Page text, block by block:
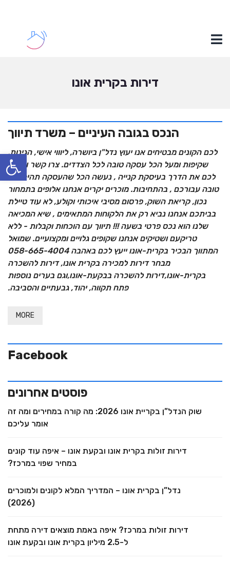
דירות בקרית אונו
הנכס בגובה העיניים – משרד תיווך
לכם הקונים מבטיחים אנו יעוץ נדל"ן ביושרה, ליוווי אישי, הגינות,
שקיפות ומעל הכל עסקה טובה לכל הצדדים. צרו קשר ונקצר
לכם את הדרך בעיסקת קנייה , נעשה הכל שהעסקה תהיה הכי
טובה עבורכם , בהתחיבות. מוכרים יקרים אנחנו אלופים בתמחור
נכון, קריאת השוק, פרסום מסיבי איכותי וקולע, לא עוד טיילת
בביתכם אנחנו נביא רק את הלקוחות המתאימים , שיא המכיאה
שלנו הוא נכס פרטי בשעה !!! תיווך עם הוכחות וקבלות - ללא
טריקעם ושטיקים אנחנו שקופים גלויים ומקצועיים. שמואל
המתווך הבכיר בקרית-אונו ייעץ לכם באהבה 058-665-4004
מבחר דירות למכירה בקרית אונו, דירות להשכרה
בקרית-אונו,דירות להשכרה בבקעת-אונו,וגם בערים נוספות
פתח תקווה, יהוד, גבעתיים והסביבה.
MORE
Facebook
פוסטים אחרונים
שוק הנדל”ן בקריית אונו 2026: מה קורה במחירים ומה זה
אומר עליכם
דירות זולות בקרית אונו ובקעת אונו – איפה עוד קונים
במחיר שפוי במרכז?
נדל”ן בקרית אונו – המדריך המלא לקונים ולמוכרים
(2026)
דירות זולות במרכז? איפה באמת מוצאים דירה מתחת
ל-2.5 מיליון בקרית אונו ובקעת אונו
פתח סרגל נגישות